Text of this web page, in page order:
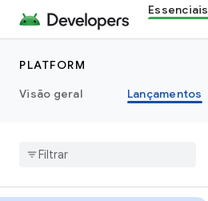
Essenciais
PLATFORM
Visão geral
Lançamentos